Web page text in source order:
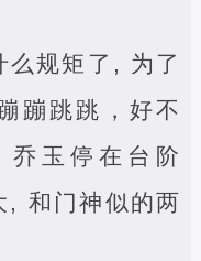
么规矩了, 为了
蹦跳跳，好不
乔玉停在台阶
, 和门神似的两